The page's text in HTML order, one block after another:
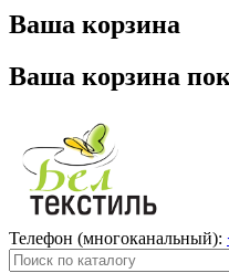
Ваша корзина
Ваша корзина
Телефон (многоканальный):